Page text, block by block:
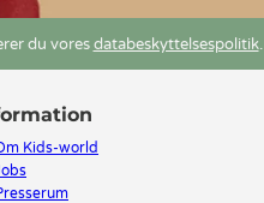
du voresdatabeskyttelsespolitik.
Kids-world